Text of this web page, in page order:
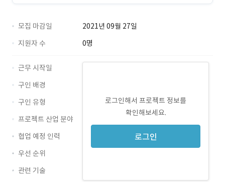
모집 마감일
2021년 09월 27일
지원자 수
0명
로그인해서 프로젝트 정보를
확인해보세요.
로그인
근무 시작일
구인 배경
구인 유형
프로젝트 산업 분야
협업 예정 인력
우선 순위
관련 기술